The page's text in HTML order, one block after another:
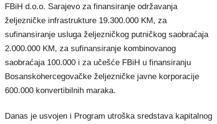
FBiH d.o.o. Sarajevo za finansiranje održavanja
željezničke infrastrukture 19.300.000 KM, za
sufinansiranje usluga željezničkog putničkog saobraćaja
2.000.000 KM, za sufinansiranje kombinovanog
saobraćaja 100.000 i za učešće FBiH u finansiranju
Bosanskohercegovačke željezničke javne korporacije
600.000 konvertibilnih maraka.
Danas je usvojen i Program utroška sredstava kapitalnog